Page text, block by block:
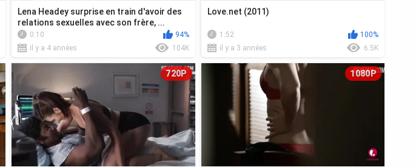
Lena Headey surprise en train d'avoir des
relations sexuelles avec son frère, ...
0:10
94%
il y a 4 années
104K
Love.net (2011)
1:52
100%
il y a 3 années
6.5K
720P 1080P